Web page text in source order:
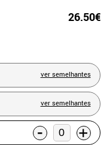
26.50€
ver semelhantes
ver semelhantes
- +